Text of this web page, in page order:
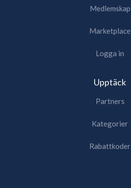
Medlemskap
Marketplace
Logga in
Upptäck
Partners
Kategorier
Rabattkoder